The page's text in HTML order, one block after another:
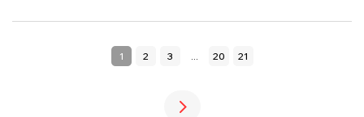
1 2 3 ... 20 21